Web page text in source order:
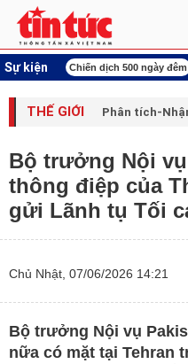
Sự kiện
ngày đêm Đại hội XIV Công đoàn
THẾ GIỚI Phân tích-
Bộ trưởng Nội
thông điệp của
gửi Lãnh tụ Tối
Chủ Nhật, 07/06/2026 14:21
Bộ trưởng Nội vụ
nữa có mặt tại Tehran